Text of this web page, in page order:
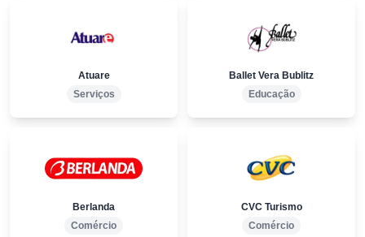
Atuare
Serviços
Ballet Vera Bublitz
Educação
Berlanda
Comércio
CVC Turismo
Comércio